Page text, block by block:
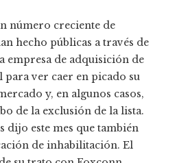
número creciente de
hecho públicas a través de
empresa de adquisición de
ver caer en picado su
y, en algunos casos,
de la exclusión de la lista.
este mes que también
de inhabilitación. El